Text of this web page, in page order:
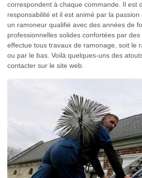
correspondent à chaque commande. Il est
responsabilité et il est animé par la passion
un ramoneur qualifié avec des années de
professionnelles solides confortées par
effectue tous travaux de ramonage, soit le
ou par le bas. Voilà quelques-uns des
contacter sur le site web.